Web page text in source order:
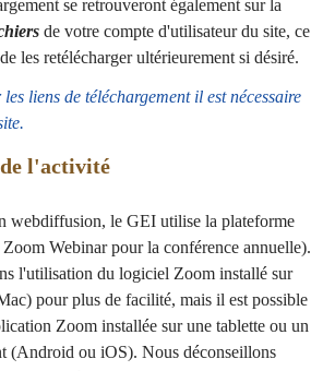
se retrouveront également sur la
de votre compte d'utilisateur du site, ce
les retélécharger ultérieurement si désiré.
liens de téléchargement il est nécessaire
l'activité
webdiffusion, le GEI utilise la plateforme
Webinar pour la conférence annuelle).
l'utilisation du logiciel Zoom installé sur
pour plus de facilité, mais il est possible
Zoom installée sur une tablette ou un
(Android ou iOS). Nous déconseillons